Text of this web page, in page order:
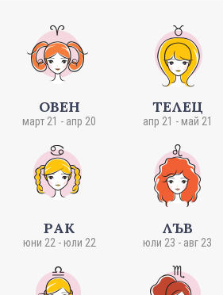
ОВЕН
март 21 - апр 20
ТЕЛЕЦ
апр 21 - май 21
РАК
юни 22 - юли 22
ЛЪВ
юли 23 - авг 23